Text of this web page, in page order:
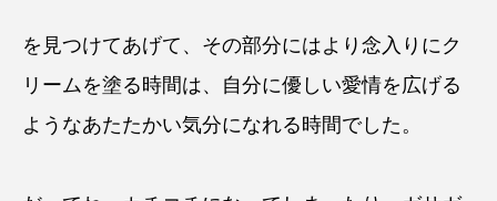
を見つけてあげて、その部分にはより念入りにク
リームを塗る時間は、自分に優しい愛情を広げる
ようなあたたかい気分になれる時間でした。